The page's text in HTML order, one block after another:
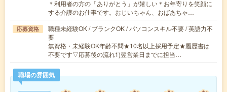
＊利用者の方の「ありがとう」が嬉しい＊お年寄りを笑顔に
する介護のお仕事です。おじいちゃん、おばあちゃ…
応募資格
職種未経験OK / ブランクOK / パソコンスキル不要 / 英語力不
要
無資格・未経験OK年齢不問★10名以上採用予定★履歴書は
不要です▽応募後の流れ1)翌営業日までに担当…
職場の雰囲気